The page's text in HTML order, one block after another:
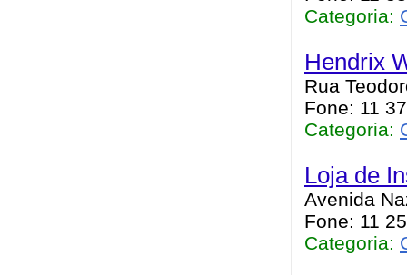
Categoria:
Hendrix
Rua
Fone: 11
Categoria:
Loja de
Avenida
Fone: 11
Categoria: